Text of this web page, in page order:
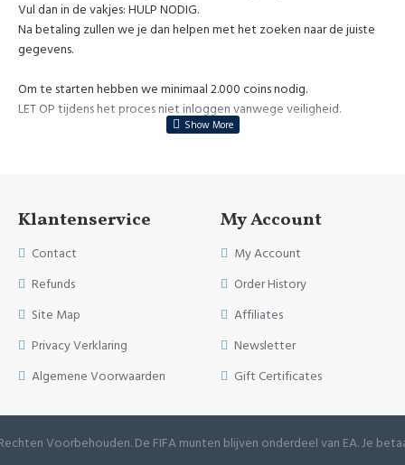
Vul dan in de vakjes: HULP NODIG.
Na betaling zullen we je dan helpen met het zoeken naar de juiste
gegevens.
Om te starten hebben we minimaal 2.000 coins nodig.
LET OP tijdens het proces niet inloggen vanwege veiligheid.
Klantenservice
Contact
Refunds
Site Map
Privacy Verklaring
Algemene Voorwaarden
My Account
My Account
Order History
Affiliates
Newsletter
Gift Certificates
Voorbehouden. De FIFA munten blijven onderdeel van EA. Je